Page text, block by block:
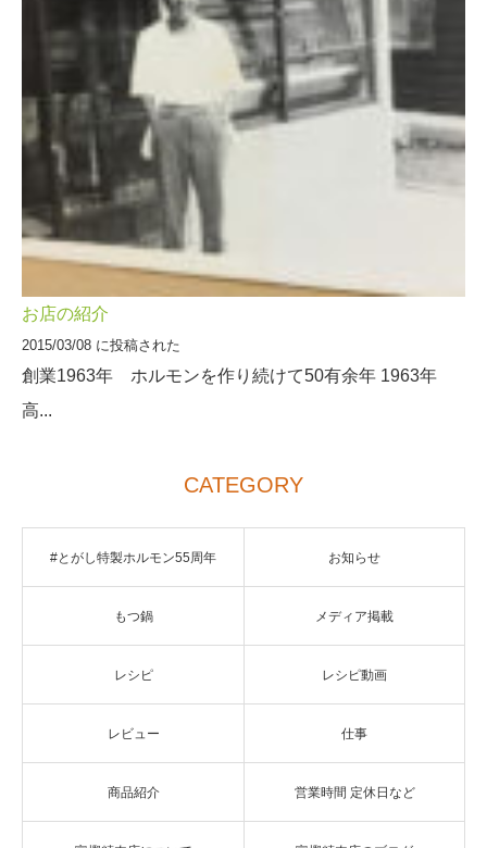
お店の紹介
2015/03/08 に投稿された
創業1963年 ホルモンを作り続けて50有余年 1963年
高...
CATEGORY
#とがし特製ホルモン55周年 お知らせ
もつ鍋 メディア掲載
レシピ レシピ動画
レビュー 仕事
商品紹介 営業時間 定休日など